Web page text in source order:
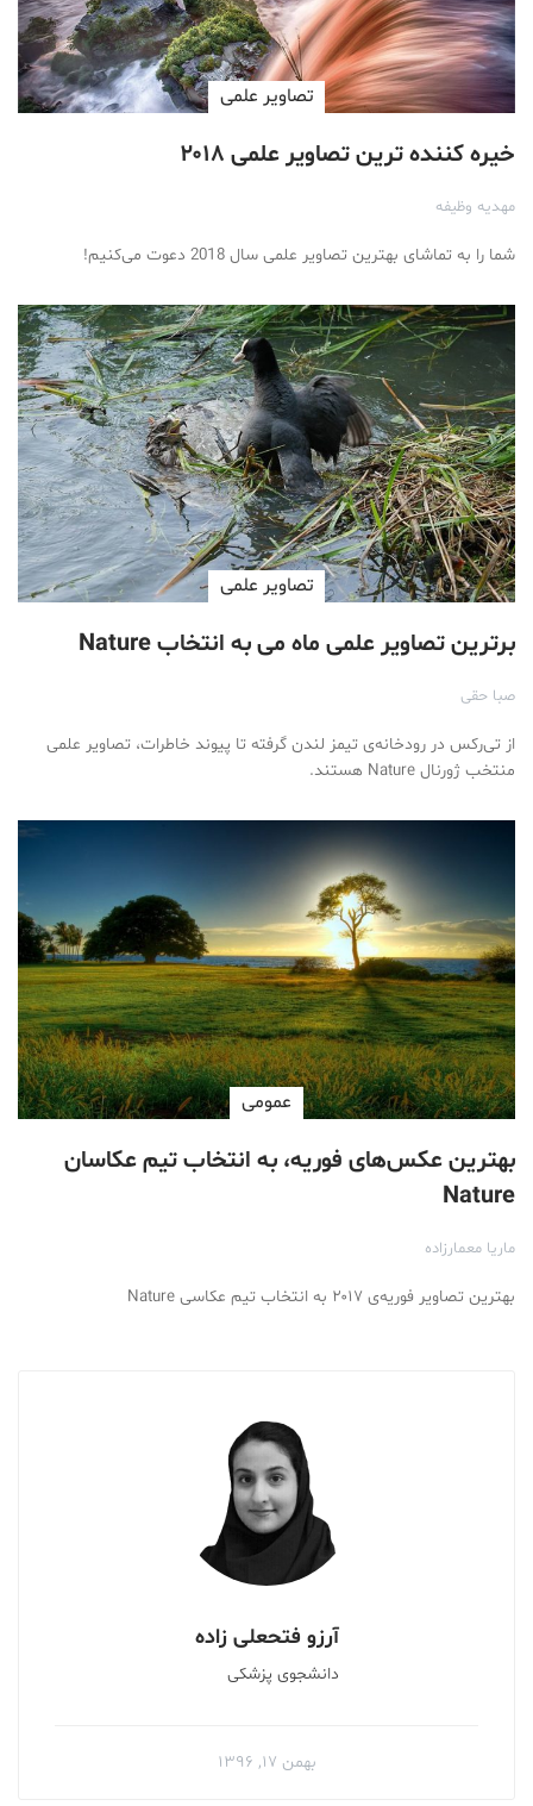
تصاویر علمی
خیره‌ کننده ترین تصاویر علمی ۲۰۱۸
مهدیه وظیفه
شما را به تماشای بهترین تصاویر علمی سال 2018 دعوت می‌کنیم!
تصاویر علمی
برترین تصاویر علمی ماه می به انتخاب Nature
صبا حقی
از تی‌رکس در رودخانه‌ی تیمز لندن گرفته تا پیوند خاطرات، تصاویر علمی
منتخب ژورنال Nature هستند.
عمومی
بهترین عکس‌های فوریه، به انتخاب تیم عکاسان
Nature
ماریا معمارزاده
بهترین تصاویر فوریه‌ی ۲۰۱۷ به انتخاب تیم عکاسی Nature
آرزو فتحعلی زاده
دانشجوی پزشکی
بهمن ۱۷, ۱۳۹۶